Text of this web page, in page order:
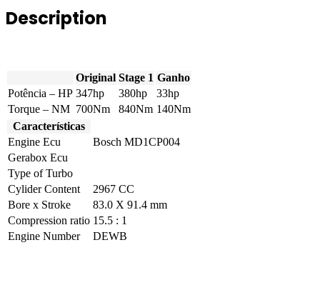
Description
Original Stage 1 Ganho
Potência – HP 347hp 380hp
33hp
Torque – NM 700Nm 840Nm 140Nm
Características
Engine Ecu
Bosch MD1CP004
Gerabox Ecu
Type of Turbo
Cylider Content
2967 CC
Bore x Stroke
83.0 X 91.4 mm
Compression ratio 15.5 : 1
Engine Number
DEWB